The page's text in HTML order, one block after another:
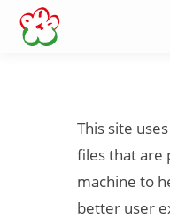
This site
files that are
machine to
better user